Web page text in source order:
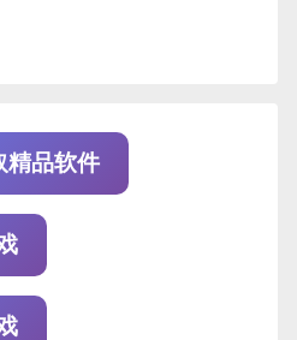
精品软件